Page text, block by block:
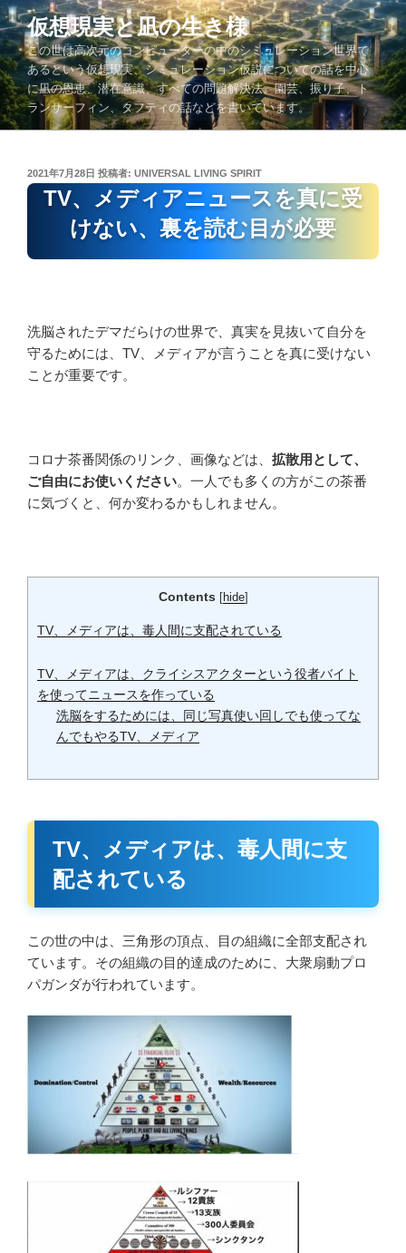
コ
ン
テ
ン
ツ
へ
仮想現実と凪の生き様
この世は高次元のコンピューターの中のシミュレーション世界で
あるという仮想現実、シミュレーション仮説についての話を中心
に凪の恩恵、潜在意識、すべての問題解決法、園芸、振り子、ト
ランサーフィン、タフティの話などを書いています。
投
稿
2021年7月28日 投稿者: UNIVERSAL LIVING SPIRIT
TV、メディアニュースを真に受
けない、裏を読む目が必要
洗脳されたデマだらけの世界で、真実を見抜いて自分を
守るためには、TV、メディアが言うことを真に受けない
ことが重要です。
コロナ茶番関係のリンク、画像などは、 拡散用として、
ご自由にお使いください。一人でも多くの方がこの茶番
に気づくと、何か変わるかもしれません。
Contents [hide]
TV、メディアは、毒人間に支配されている
TV、メディアは、クライシスアクターという役者バイト
を使ってニュースを作っている
洗脳をするためには、同じ写真使い回しでも使ってな
んでもやるTV、メディア
TV、メディアは、毒人間に支
配されている
この世の中は、三角形の頂点、目の組織に全部支配され
ています。その組織の目的達成のために、大衆扇動プロ
パガンダが行われています。